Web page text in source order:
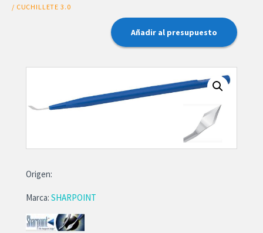
/ CUCHILLETE 3.0
Añadir al presupuesto
Origen:
Marca: SHARPOINT